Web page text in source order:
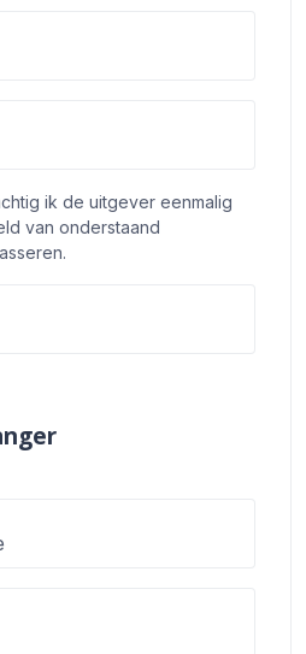
ik de uitgever eenmalig
van onderstaand